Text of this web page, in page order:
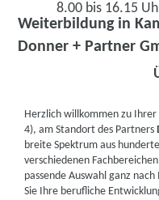
Weiterbildung in
Donner + Partner
8.00 bis 16.15
Herzlich willkommen zu
4), am Standort des Partners
breite Spektrum aus
verschiedenen
passende Auswahl ganz
Sie Ihre berufliche